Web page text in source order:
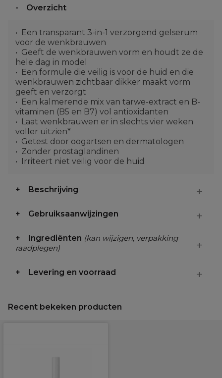
Overzicht
Een transparant 3-in-1 verzorgend gelserum
voor de wenkbrauwen
Geeft de wenkbrauwen vorm en houdt ze de
hele dag in model
Een formule die veilig is voor de huid en die
wenkbrauwen zichtbaar dikker maakt vorm
geeft en verzorgt
Een kalmerende mix van tarwe-extract en B-
vitaminen (B5 en B7) vol antioxidanten
Laat wenkbrauwen er in slechts vier weken
voller uitzien*
Getest door oogartsen en dermatologen
Zonder prostaglandinen
Irriteert niet veilig voor de huid
Beschrijving
Gebruiksaanwijzingen
Ingrediënten (kan wijzigen, verpakking
raadplegen)
Levering en voorraad
Recent bekeken producten